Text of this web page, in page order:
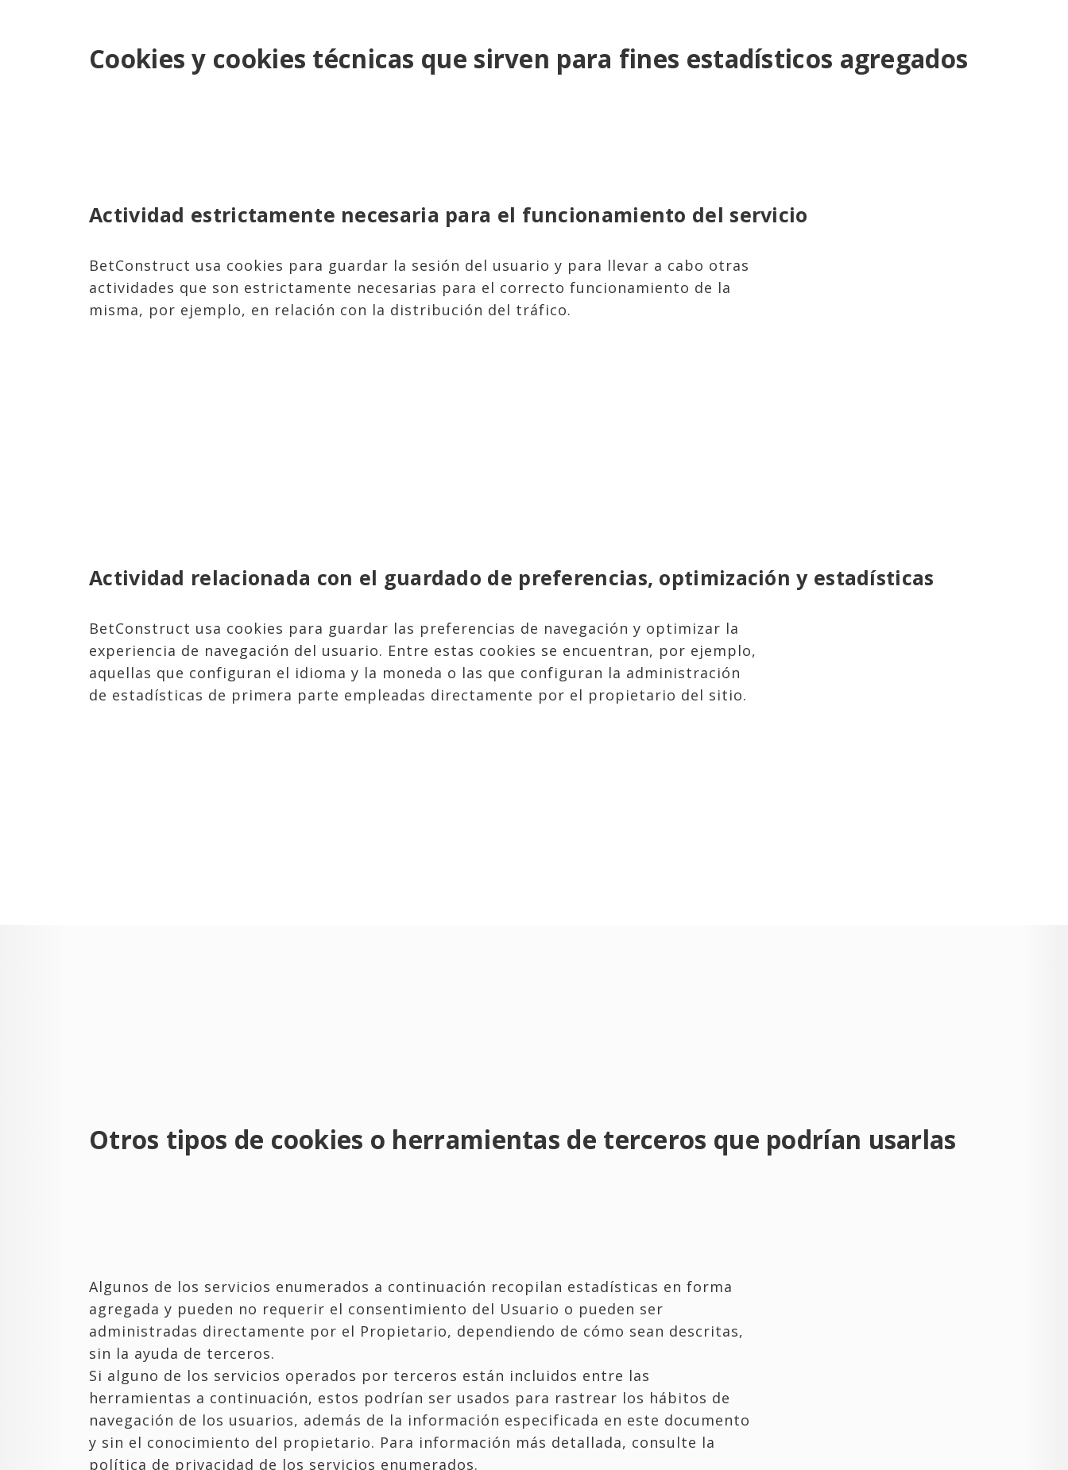
Cookies y cookies técnicas que sirven para fines estadísticos agregados
Actividad estrictamente necesaria para el funcionamiento del servicio
BetConstruct usa cookies para guardar la sesión del usuario y para llevar a cabo otras
actividades que son estrictamente necesarias para el correcto funcionamiento de la
misma, por ejemplo, en relación con la distribución del tráfico.
Actividad relacionada con el guardado de preferencias, optimización y estadísticas
BetConstruct usa cookies para guardar las preferencias de navegación y optimizar la
experiencia de navegación del usuario. Entre estas cookies se encuentran, por ejemplo,
aquellas que configuran el idioma y la moneda o las que configuran la administración
de estadísticas de primera parte empleadas directamente por el propietario del sitio.
Otros tipos de cookies o herramientas de terceros que podrían usarlas
Algunos de los servicios enumerados a continuación recopilan estadísticas en forma
agregada y pueden no requerir el consentimiento del Usuario o pueden ser
administradas directamente por el Propietario, dependiendo de cómo sean descritas,
sin la ayuda de terceros.
Si alguno de los servicios operados por terceros están incluidos entre las
herramientas a continuación, estos podrían ser usados para rastrear los hábitos de
navegación de los usuarios, además de la información especificada en este documento
y sin el conocimiento del propietario. Para información más detallada, consulte la
política de privacidad de los servicios enumerados.